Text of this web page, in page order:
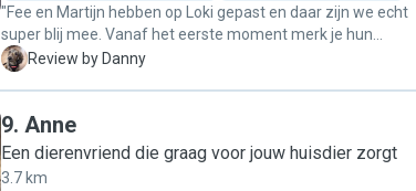
"Fee en Martijn hebben op Loki gepast en daar zijn we echt
super blij mee. Vanaf het eerste moment merk je hun
vriendelijkheid en openheid. Ze nemen de tijd om je hond te
gedrag goed en gaan heel natuurlijk met Loki om. Daardoor
voelden wij ons meteen op ons gemak, en Loki duidelijk ook.
Het is heel fijn om je hond met zo’n gerust gevoel achter te
D Review by Danny
9. Anne
Een dierenvriend die graag voor jouw huisdier zorgt
3.7 km